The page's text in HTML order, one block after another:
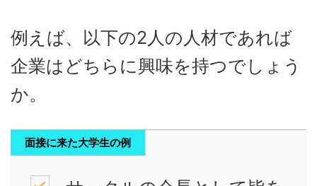
例えば、以下の2人の人材であれば
企業はどちらに興味を持つでしょう
か。
面接に来た大学生の例